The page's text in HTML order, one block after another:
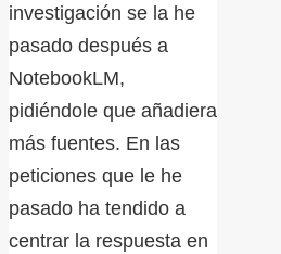
investigación se la he
pasado después a
NotebookLM,
pidiéndole que añadiera
más fuentes. En las
peticiones que le he
pasado ha tendido a
centrar la respuesta en